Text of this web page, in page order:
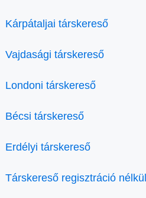
Kárpátaljai társkereső
Vajdasági társkereső
Londoni társkereső
Bécsi társkereső
Erdélyi társkereső
Társkereső regisztráció nélkül